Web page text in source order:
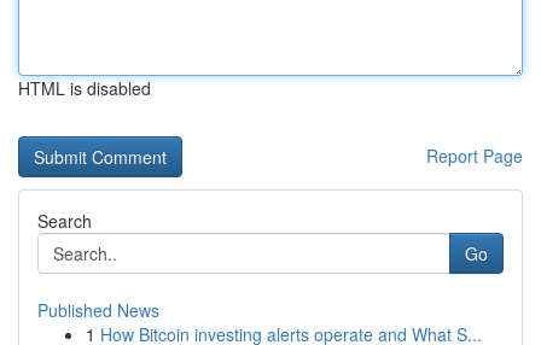
HTML is disabled
Report Page
Search
Go
Published News
1 How Bitcoin investing alerts operate and What S...